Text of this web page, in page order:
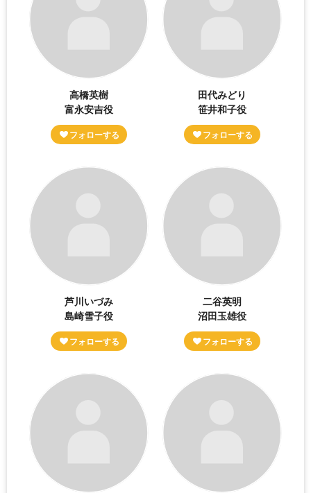
高橋英樹
富永安吉役
田代みどり
笹井和子役
芦川いづみ
島崎雪子役
二谷英明
沼田玉雄役